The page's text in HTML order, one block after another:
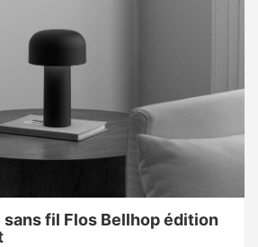
sans fil Flos Bellhop édition